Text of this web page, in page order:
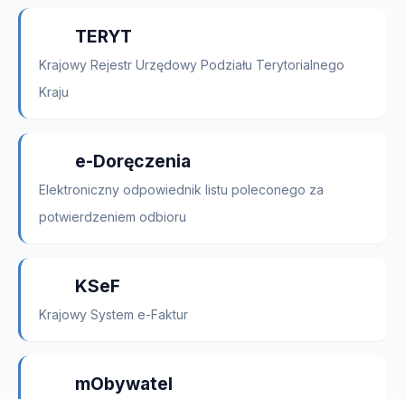
TERYT
Krajowy Rejestr Urzędowy Podziału Terytorialnego
Kraju
e-Doręczenia
Elektroniczny odpowiednik listu poleconego za
potwierdzeniem odbioru
KSeF
Krajowy System e-Faktur
mObywatel